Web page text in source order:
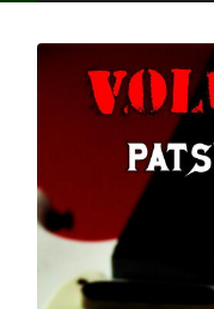
mobile